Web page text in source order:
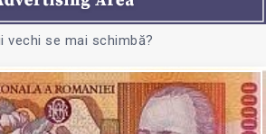
vechi se mai schimbă?